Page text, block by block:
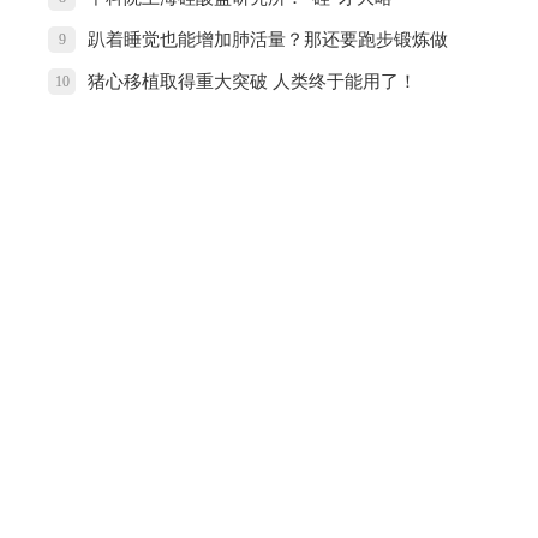
9 趴着睡觉也能增加肺活量？那还要跑步锻炼做
什么
10 猪心移植取得重大突破 人类终于能用了！